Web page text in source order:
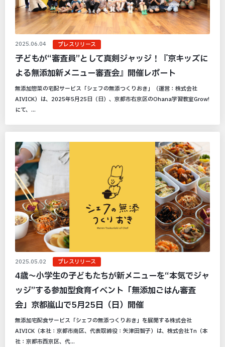
2025.06.04 プレスリリース
子どもが“審査員”として真剣ジャッジ！『京キッズに
よる無添加新メニュー審査会』開催レポート
無添加惣菜の宅配サービス「シェフの無添つくりおき」（運営：株式会社
AIVICK）は、2025年5月25日（日）、京都市右京区のOhana学習教室Grow!
にて、...
2025.05.02 プレスリリース
4歳～小学生の子どもたちが新メニューを“本気でジャ
ッジ”する参加型食育イベント「無添加ごはん審査
会」京都嵐山で5月25日（日）開催
無添加宅配食サービス「シェフの無添つくりおき」を展開する株式会社
AIVICK（本社：京都市南区、代表取締役：矢津田智子）は、株式会社Tn（本
社：京都市西京区、代...